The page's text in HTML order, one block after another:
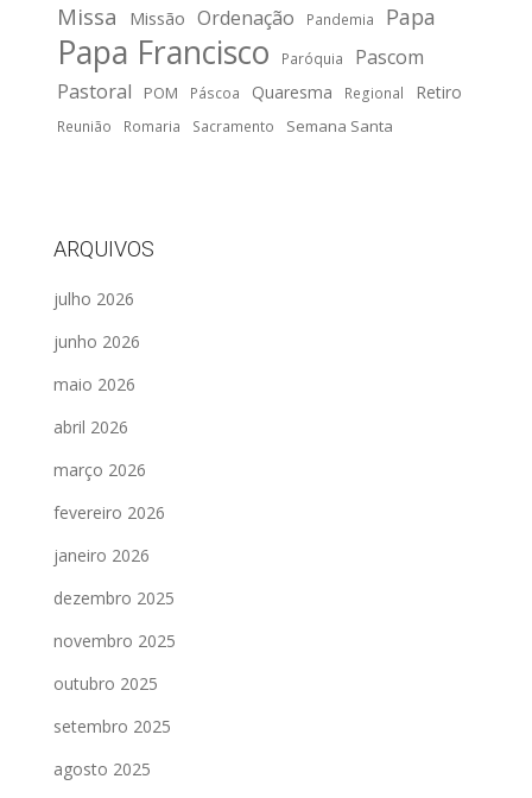
Missa Missão Ordenação Pandemia Papa
Papa Francisco Paróquia
Pascom
Pastoral
POM Páscoa Quaresma Regional Retiro
Reunião Romaria Sacramento Semana Santa
ARQUIVOS
julho 2026
junho 2026
maio 2026
abril 2026
março 2026
fevereiro 2026
janeiro 2026
dezembro 2025
novembro 2025
outubro 2025
setembro 2025
agosto 2025